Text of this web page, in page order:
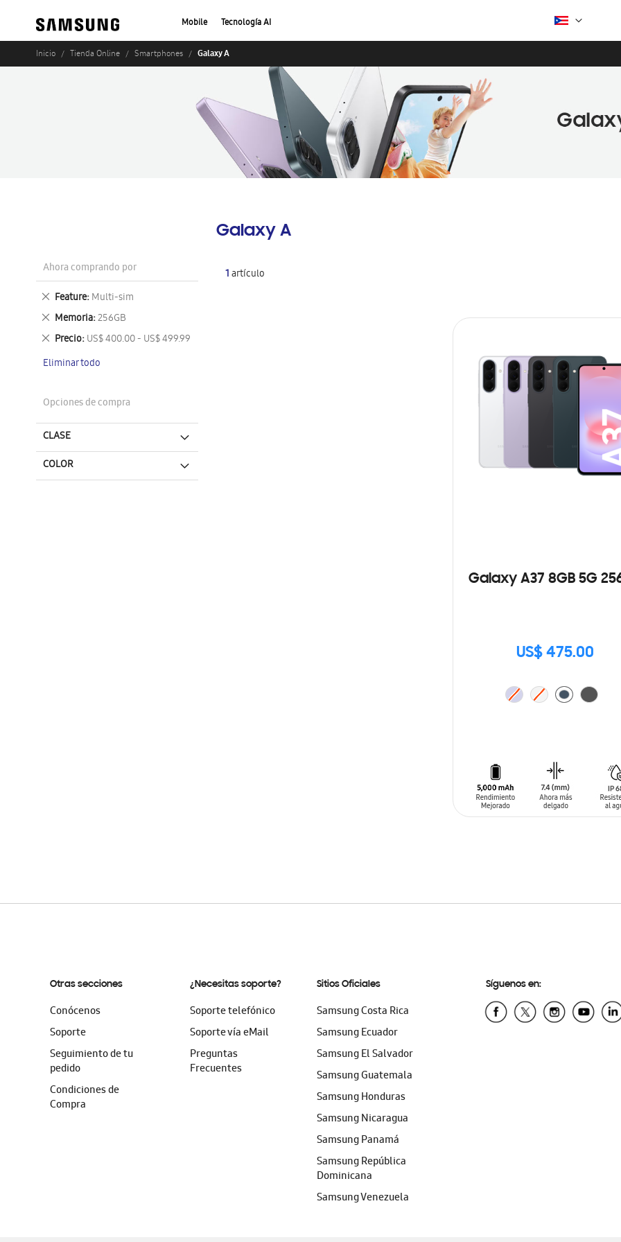
Mobile Tecnología AI
Inicio Tienda Online Smartphones Galaxy A
Galaxy A
1artículo
Galaxy A37 8GB 5G
US$ 475.00
Ahora comprando por
Feature Multi-sim
Eliminar
este
artículo
Memoria 256GB
Eliminar
este
artículo
Precio US$ 400.00 - US$ 499.99
Eliminar
artículo
Eliminar todo
Opciones de compra
CLASE
COLOR
Otras secciones
Conócenos
Soporte
Seguimiento de tu
pedido
Condiciones de
Compra
¿Necesitas soporte?
Soporte telefónico
Soporte vía eMail
Preguntas
Frecuentes
Sitios Oficiales
Samsung Costa Rica
Samsung Ecuador
Samsung El Salvador
Samsung Guatemala
Samsung Honduras
Samsung Nicaragua
Samsung Panamá
Samsung República
Dominicana
Samsung Venezuela
Síguenos en: